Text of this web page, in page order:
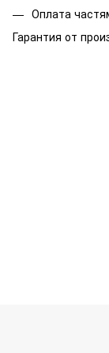
Оплата
Гарантия от